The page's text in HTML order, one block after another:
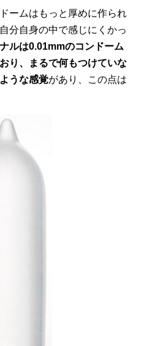
ームはもっと厚めに作られ
分自身の中で感じにくかっ
ルは0.01mmのコンドーム
り、まるで何もつけていな
うな感覚があり、この点は